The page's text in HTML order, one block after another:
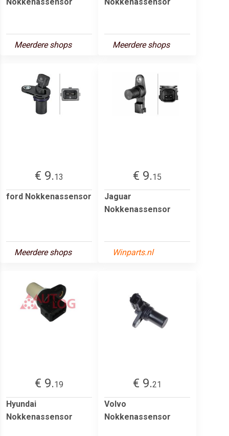
Meerdere shops Meerdere shops
€ 9.13
ford Nokkenassensor
Meerdere shops
€ 9.15
Jaguar
Nokkenassensor
Winparts.nl
€ 9.19
Hyundai
Nokkenassensor
€ 9.21
Volvo
Nokkenassensor